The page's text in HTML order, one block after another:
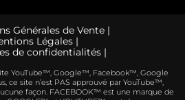
Générales de Vente|
Légales |
de confidentialités|
YouTube™, Google™, Facebook™, Google
ce site n’est PAS approuvé par YouTube™,
façon. FACEBOOK™ est une marque de